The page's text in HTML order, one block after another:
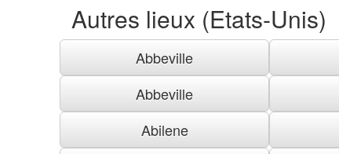
Autres lieux (Etats-Unis)
Abbeville
Abbeville
Abilene